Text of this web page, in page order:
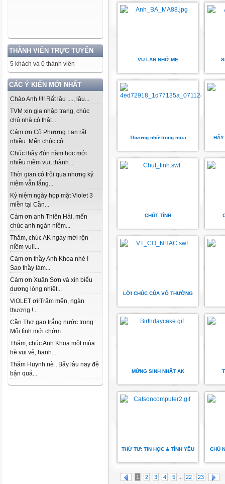
THÀNH VIÊN TRỰC TUYẾN
5 khách và 0 thành viên
CÁC Ý KIẾN MỚI NHẤT
Chào Anh !!!! Rất lâu ...., lâu...
TVM xin gia nhập trang, chúc
chủ nhà có thật...
Cám ơn Cô Phương Lan rất
nhiều. Mến chúc cô...
Chúc thầy đón năm học mới
nhiều niềm vui, thành...
Thời gian có trôi qua nhưng kỷ
niệm vẫn lắng...
Kỷ niệm ngày họp mặt Violet 3
miền tại Cần...
Cám ơn anh Thiện Hải, mến
chúc anh ngàn niềm...
Thăm, chúc AK ngày mới rộn
niềm vui!...
Cám ơn thầy Anh Khoa nhé !
Sao thầy làm...
Cám ơn Xuân Sơn và xin biểu
dương lòng nhiệt...
ViOLET ơi!Trăm mến, ngàn
thương !...
Cần Thơ gạo trắng nước trong
Mối tình mới chớm...
Thăm, chúc Anh Khoa một mùa
hè vui vẻ, hạnh...
Thăm Huynh nè , Bấy lâu nay đệ
bận quá...
VU LAN NHỚ MẸ
Thương nhớ trong mưa HÃY
CHÚT TÌNH
LỜI CHÚC CỦA VÔ THƯỜNG
MỪNG SINH NHẬT AK
THỨ TƯ: TIN HỌC & TÌNH YÊU CHỦ
1 2 3 4 5 ... 22 23